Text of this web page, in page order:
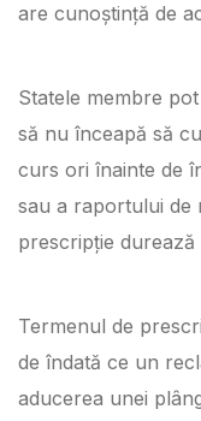
are cunoștință de
Statele membre
să nu înceapă să
curs ori înainte de
sau a raportului de
prescripție
Termenul de
de îndată ce un
aducerea unei